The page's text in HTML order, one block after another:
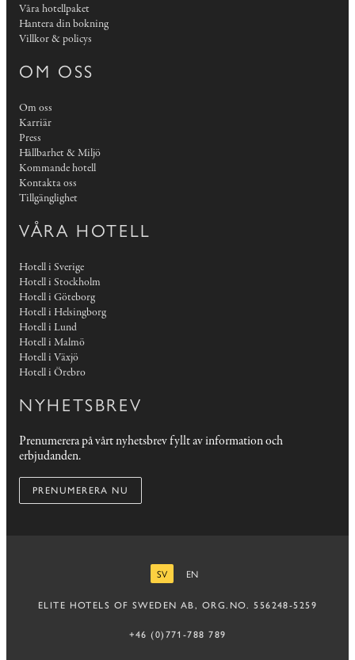
Våra hotellpaket
Hantera din bokning
Villkor & policys
OM OSS
Om oss
Karriär
Press
Hållbarhet & Miljö
Kommande hotell
Kontakta oss
Tillgänglighet
VÅRA HOTELL
Hotell i Sverige
Hotell i Stockholm
Hotell i Göteborg
Hotell i Helsingborg
Hotell i Lund
Hotell i Malmö
Hotell i Växjö
Hotell i Örebro
NYHETSBREV
Prenumerera på vårt nyhetsbrev fyllt av information och
erbjudanden.
PRENUMERERA NU
SV
EN
ELITE HOTELS OF SWEDEN AB, ORG.NO. 556248-5259
+46 (0)771-788 789